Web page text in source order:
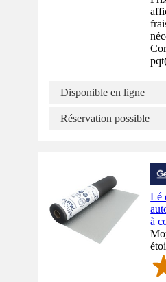
pqt
Disponible en ligne
Réservation possible
Lé
à